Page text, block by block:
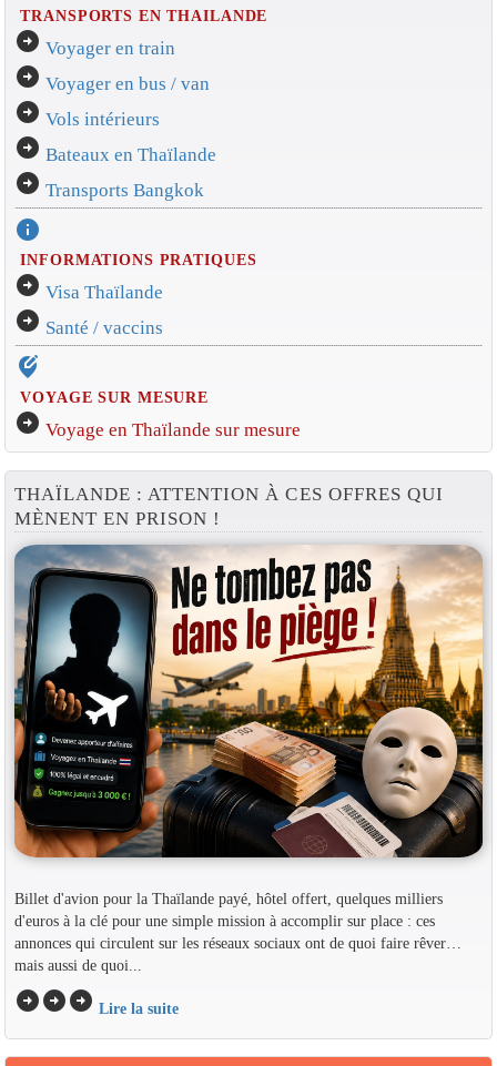
TRANSPORTS EN THAILANDE
arrow_circle_right Voyager en train
arrow_circle_right Voyager en bus / van
arrow_circle_right Vols intérieurs
arrow_circle_right Bateaux en Thaïlande
arrow_circle_right Transports Bangkok
info
INFORMATIONS PRATIQUES
arrow_circle_right Visa Thaïlande
arrow_circle_right Santé / vaccins
edit_location_alt
VOYAGE SUR MESURE
arrow_circle_right Voyage en Thaïlande sur mesure
THAÏLANDE : ATTENTION À CES OFFRES QUI
MÈNENT EN PRISON !
Billet d'avion pour la Thaïlande payé, hôtel offert, quelques milliers
d'euros à la clé pour une simple mission à accomplir sur place : ces
annonces qui circulent sur les réseaux sociaux ont de quoi faire rêver…
mais aussi de quoi...
arrow_circle_rightarrow_circle_rightarrow_circle_right Lire la suite